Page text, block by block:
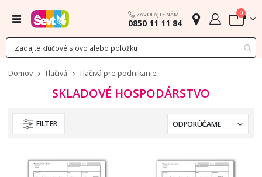
Menu ZAVOLAJTE NÁM
0850 11 11 84 Cart
0
Domov Tlačivá Tlačivá pre podnikanie
SKLADOVÉ HOSPODÁRSTVO
FILTER